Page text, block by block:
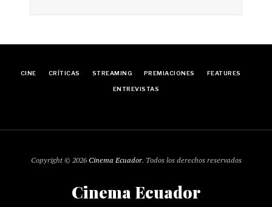
CINE CRÍTICAS STREAMING PREMIACIONES FEATURES
ENTREVISTAS
Copyright © 2026Cinema Ecuador. Todos los derechos reservados
Cinema Ecuador